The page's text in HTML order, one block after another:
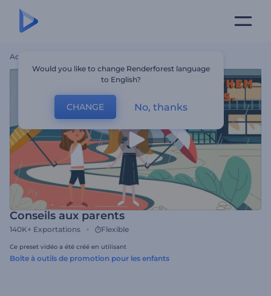
Accueil
Conseils aux parents
140K+ Exportations Flexible
Ce preset vidéo a été créé en utilisant
Boîte à outils de promotion pour les enfants
Would you like to change Renderforest language
to English?
CHANGE No, thanks